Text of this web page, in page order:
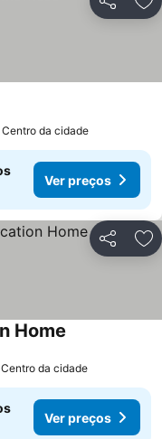
Partilhar
da cidade
Ver preços
Partilhar
Home
da cidade
Ver preços